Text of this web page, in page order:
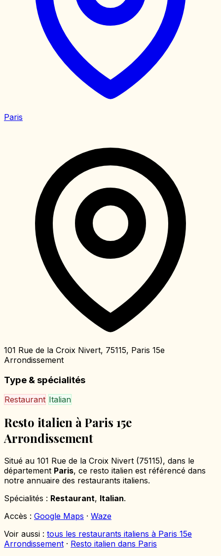
Paris
101 Rue de la Croix Nivert, 75115, Paris 15e
Arrondissement
Type & spécialités
Restaurant Italian
Resto italien à Paris 15e
Arrondissement
Situé au 101 Rue de la Croix Nivert (75115), dans le
département Paris, ce resto italien est référencé dans
notre annuaire des restaurants italiens.
Spécialités : Restaurant, Italian.
Accès : Google Maps · Waze
Voir aussi : tous les restaurants italiens à Paris 15e
Arrondissement · Resto italien dans Paris